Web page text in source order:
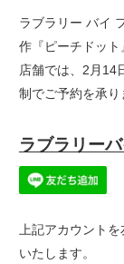
ラブラリー バイ
作『ピーチドット
店舗では、2月14
制でご予約を承り
ラブラリー
上記アカウント
いたします。